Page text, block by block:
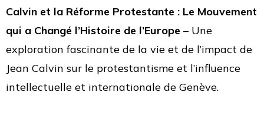
Calvin et la Réforme Protestante : Le Mouvement
qui a Changé l’Histoire de l’Europe – Une
exploration fascinante de la vie et de l’impact de
Jean Calvin sur le protestantisme et l’influence
intellectuelle et internationale de Genève.